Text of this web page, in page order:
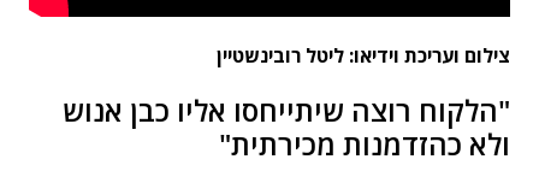
צילום ועריכת וידיאו: ליטל רובינשטיין
"הלקוח רוצה שיתייחסו אליו כבן אנוש
ולא כהזדמנות מכירתית"